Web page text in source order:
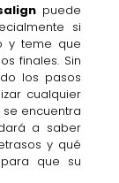
puede
si
y teme que
finales. Sin
los pasos
cualquier
encuentra
a saber
y qué
que su